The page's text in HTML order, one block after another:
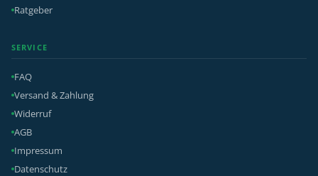
Ratgeber
SERVICE
FAQ
Versand & Zahlung
Widerruf
AGB
Impressum
Datenschutz